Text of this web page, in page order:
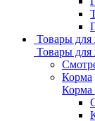
Товары
Товары
Корма
Корма